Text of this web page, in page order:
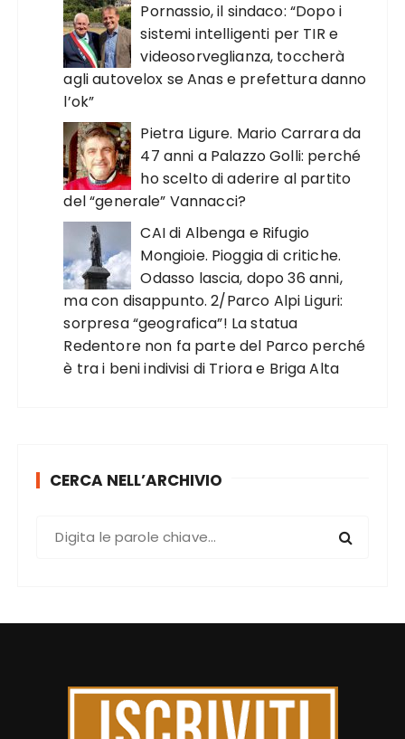
Pornassio, il sindaco: “Dopo i
sistemi intelligenti per TIR e
videosorveglianza, toccherà
agli autovelox se Anas e prefettura danno
l’ok”
Pietra Ligure. Mario Carrara da
47 anni a Palazzo Golli: perché
ho scelto di aderire al partito
del “generale” Vannacci?
CAI di Albenga e Rifugio
Mongioie. Pioggia di critiche.
Odasso lascia, dopo 36 anni,
ma con disappunto. 2/Parco Alpi Liguri:
sorpresa “geografica”! La statua
Redentore non fa parte del Parco perché
è tra i beni indivisi di Triora e Briga Alta
CERCA NELL’ARCHIVIO